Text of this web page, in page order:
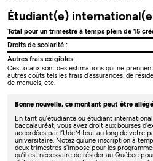
Étudiant(e)
Total pour un trimestre à temps plein de 15
Droits de scolarité :
Autres frais exigibles :
Ces totaux sont des estimations qui ne
autres coûts tels les frais d’assurances, de
de manuels, etc.
Bonne nouvelle, ce montant peut être
En tant qu’étudiante ou étudiant
baccalauréat, vous avez droit aux bourses
accordées par l’UdeM tout au long de votre
universitaire. Notez qu’une inscription à
deux trimestres s’impose pour les
qu’il est nécessaire de résider au Québec